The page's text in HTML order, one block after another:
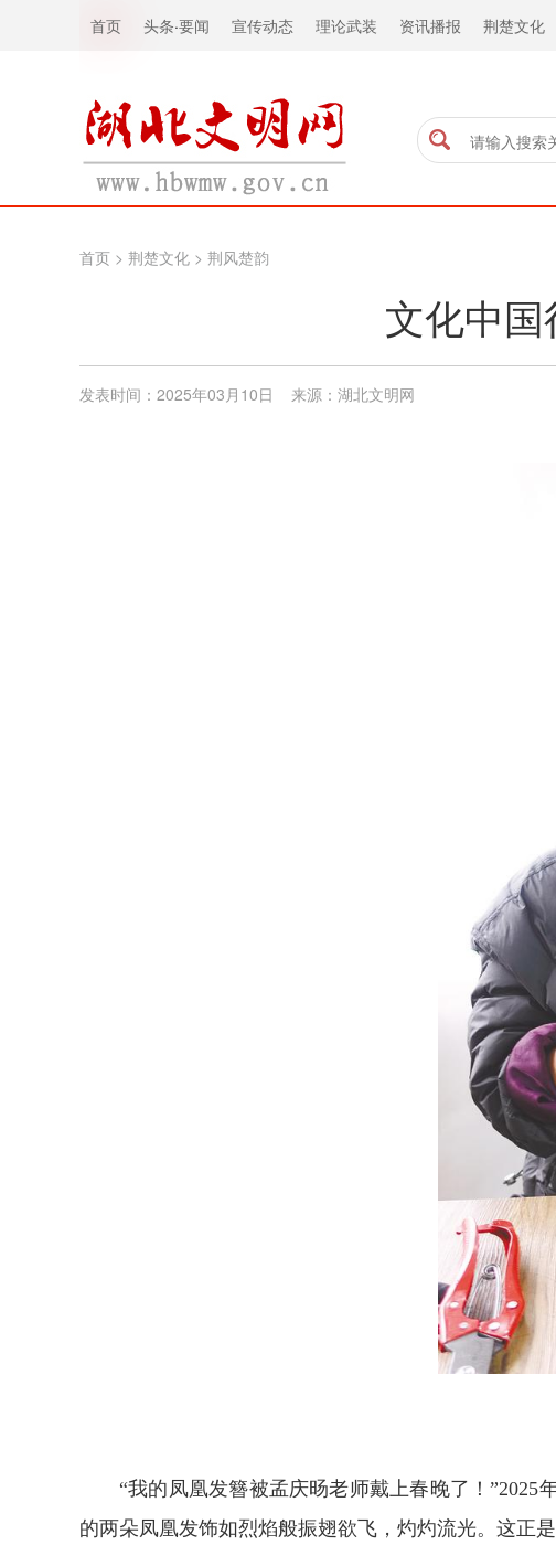
首页 头条·要闻 宣传动态 理论武装 资讯播报 荆楚文化
首页 > 荆楚文化 > 荆风楚韵
文化中
发表时间：2025年03月10日 来源：湖北文明网
“我的凤凰发簪被孟庆旸老师戴上春晚了！
的两朵凤凰发饰如烈焰般振翅欲飞，灼灼流光。这正